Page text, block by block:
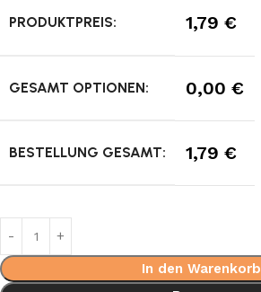
PRODUKTPREIS: 1,79 €
GESAMT OPTIONEN: 0,00 €
BESTELLUNG GESAMT: 1,79 €
In den Warenkorb